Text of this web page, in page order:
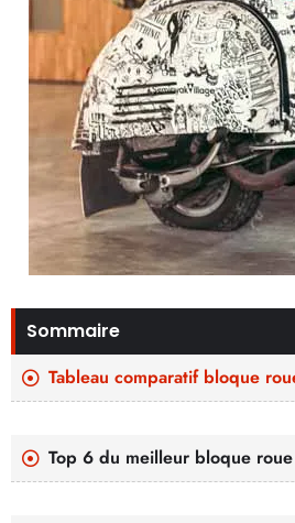
Sommaire
Tableau comparatif bloque
Top 6 du meilleur bloque